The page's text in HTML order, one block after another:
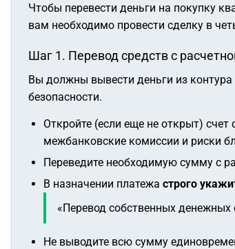
Чтобы перевести деньги на покупку
вам необходимо провести сделку в
Шаг 1. Перевод средств с
Вы должны вывести деньги из
безопасности.
Откройте (если еще не открыт)
межбанковские комиссии и риски
Переведите необходимую сумму с
В назначении платежа строго
«Перевод собственных
Не выводите всю сумму